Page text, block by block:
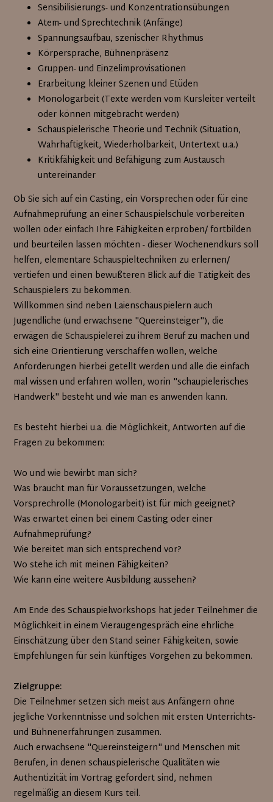
Sensibilisierungs- und Konzentrationsübungen
Atem- und Sprechtechnik (Anfänge)
Spannungsaufbau, szenischer Rhythmus
Körpersprache, Bühnenpräsenz
Gruppen- und Einzelimprovisationen
Erarbeitung kleiner Szenen und Etüden
Monologarbeit (Texte werden vom Kursleiter verteilt
oder können mitgebracht werden)
Schauspielerische Theorie und Technik (Situation,
Wahrhaftigkeit, Wiederholbarkeit, Untertext u.a.)
Kritikfähigkeit und Befähigung zum Austausch
untereinander
Ob Sie sich auf ein Casting, ein Vorsprechen oder für eine
Aufnahmeprüfung an einer Schauspielschule vorbereiten
wollen oder einfach Ihre Fähigkeiten erproben/ fortbilden
und beurteilen lassen möchten - dieser Wochenendkurs soll
helfen, elementare Schauspieltechniken zu erlernen/
vertiefen und einen bewußteren Blick auf die Tätigkeit des
Schauspielers zu bekommen.
Willkommen sind neben Laienschauspielern auch
Jugendliche (und erwachsene "Quereinsteiger"), die
erwägen die Schauspielerei zu ihrem Beruf zu machen und
sich eine Orientierung verschaffen wollen, welche
Anforderungen hierbei getellt werden und alle die einfach
mal wissen und erfahren wollen, worin "schaupielerisches
Handwerk" besteht und wie man es anwenden kann.
Es besteht hierbei u.a. die Möglichkeit, Antworten auf die
Fragen zu bekommen:
Wo und wie bewirbt man sich?
Was braucht man für Voraussetzungen, welche
Vorsprechrolle (Monologarbeit) ist für mich geeignet?
Was erwartet einen bei einem Casting oder einer
Aufnahmeprüfung?
Wie bereitet man sich entsprechend vor?
Wo stehe ich mit meinen Fähigkeiten?
Wie kann eine weitere Ausbildung aussehen?
Am Ende des Schauspielworkshops hat jeder Teilnehmer die
Möglichkeit in einem Vieraugengespräch eine ehrliche
Einschätzung über den Stand seiner Fähigkeiten, sowie
Empfehlungen für sein künftiges Vorgehen zu bekommen.
Zielgruppe:
Die Teilnehmer setzen sich meist aus Anfängern ohne
jegliche Vorkenntnisse und solchen mit ersten Unterrichts-
und Bühnenerfahrungen zusammen.
Auch erwachsene "Quereinsteigern" und Menschen mit
Berufen, in denen schauspielerische Qualitäten wie
Authentizität im Vortrag gefordert sind, nehmen
regelmäßig an diesem Kurs teil.